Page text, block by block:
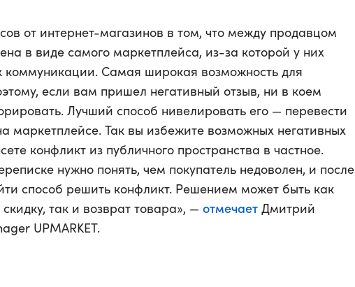
от интернет-магазинов в том, что между продавцом
в виде самого маркетплейса, из-за которой у них
коммуникации. Самая широкая возможность для
если вам пришел негативный отзыв, ни в коем
Лучший способ нивелировать его — перевести
маркетплейсе. Так вы избежите возможных негативных
конфликт из публичного пространства в частное.
нужно понять, чем покупатель недоволен, и после
способ решить конфликт. Решением может быть как
так и возврат товара», — отмечает Дмитрий
UPMARKET.